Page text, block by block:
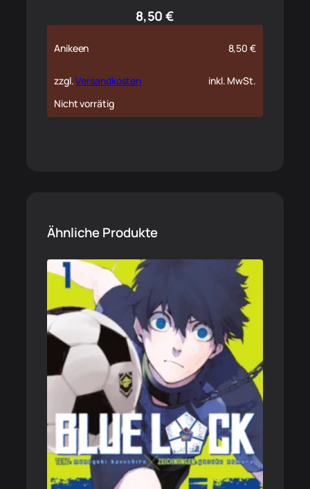
8,50€
Anikeen 8,50€
zzgl.Versandkosten
inkl. MwSt.
Nicht vorrätig
Ähnliche Produkte